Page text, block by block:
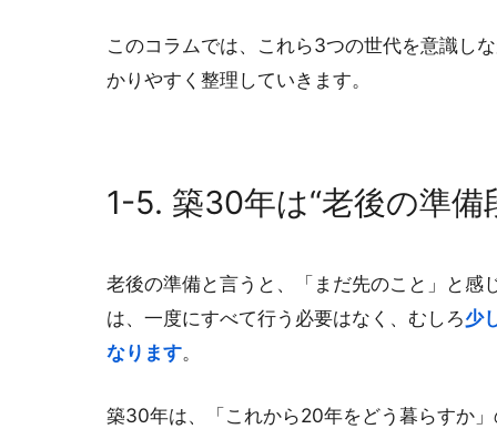
このコラムでは、これら3つの世代を意識し
かりやすく整理していきます。
1-5. 築30年は“老後の準
老後の準備と言うと、「まだ先のこと」と
は、一度にすべて行う必要はなく、むしろ少
なります。
築30年は、「これから20年をどう暮らすか